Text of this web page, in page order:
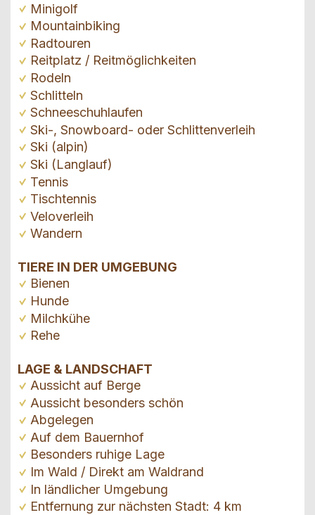
Minigolf
Mountainbiking
Radtouren
Reitplatz / Reitmöglichkeiten
Rodeln
Schlitteln
Schneeschuhlaufen
Ski-, Snowboard- oder Schlittenverleih
Ski (alpin)
Ski (Langlauf)
Tennis
Tischtennis
Veloverleih
Wandern
TIERE IN DER UMGEBUNG
Bienen
Hunde
Milchkühe
Rehe
LAGE & LANDSCHAFT
Aussicht auf Berge
Aussicht besonders schön
Abgelegen
Auf dem Bauernhof
Besonders ruhige Lage
Im Wald / Direkt am Waldrand
In ländlicher Umgebung
Entfernung zur nächsten Stadt: 4 km